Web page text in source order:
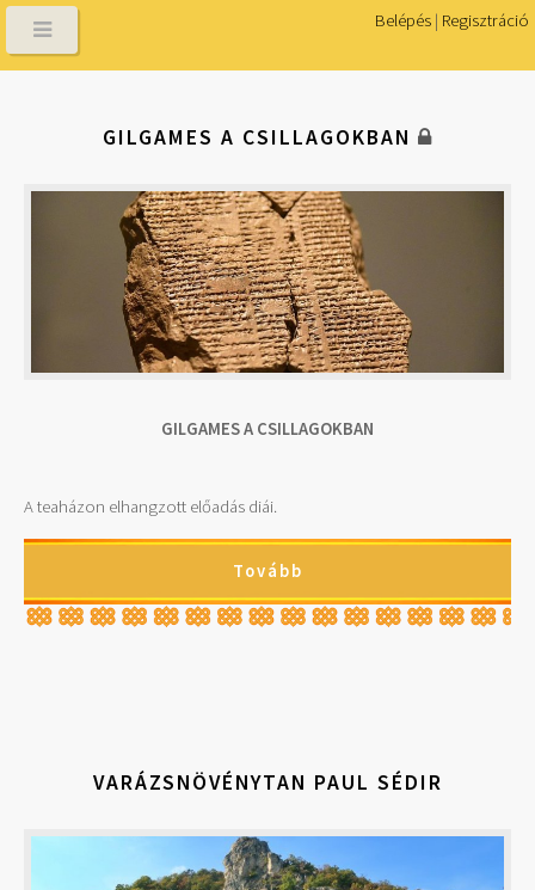
Belépés | Regisztráció
GILGAMES A CSILLAGOKBAN
GILGAMES A CSILLAGOKBAN
A teaházon elhangzott előadás diái.
Tovább
VARÁZSNÖVÉNYTAN PAUL SÉDIR